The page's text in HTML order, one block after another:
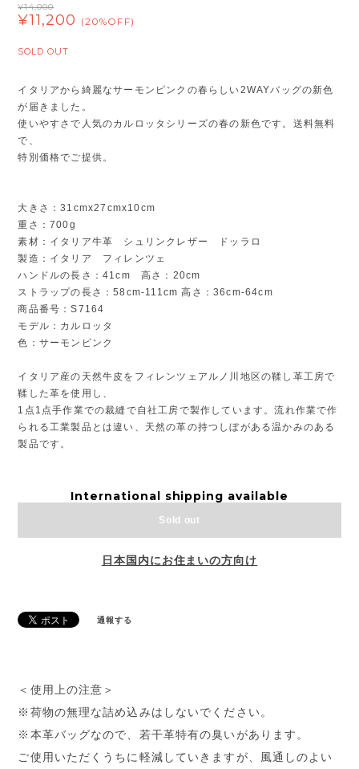
¥14,000
¥11,200 (20%OFF)
SOLD OUT
イタリアから綺麗なサーモンピンクの春らしい2WAYバッグの新色
が届きました。
使いやすさで人気のカルロッタシリーズの春の新色です。送料無料
で、
特別価格でご提供。
大きさ：31cmx27cmx10cm
重さ：700g
素材：イタリア牛革 シュリンクレザー ドッラロ
製造：イタリア フィレンツェ
ハンドルの長さ：41cm 高さ：20cm
ストラップの長さ：58cm-111cm 高さ：36cm-64cm
商品番号：S7164
モデル：カルロッタ
色：サーモンピンク
イタリア産の天然牛皮をフィレンツェアルノ川地区の鞣し革工房で
鞣した革を使用し、
1点1点手作業での裁縫で自社工房で製作しています。流れ作業で作
られる工業製品とは違い、天然の革の持つしぼがある温かみのある
製品です。
International shipping available
Sold out
日本国内にお住まいの方向け
通報する
＜使用上の注意＞
※荷物の無理な詰め込みはしないでください。
※本革バッグなので、若干革特有の臭いがあります。
ご使用いただくうちに軽減していきますが、風通しのよい